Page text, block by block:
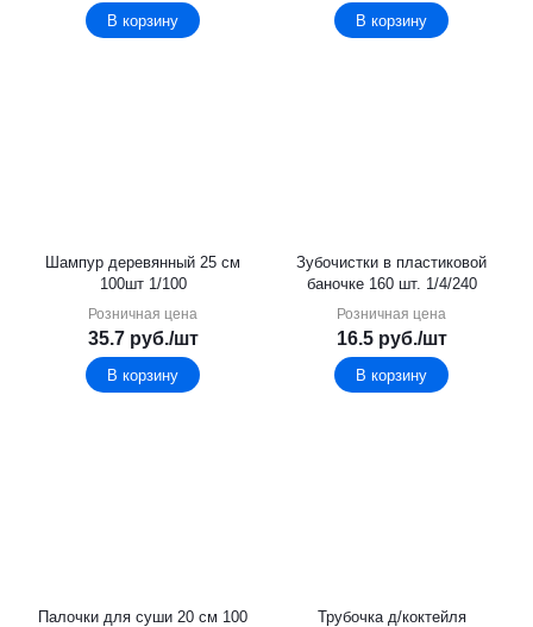
В корзину В корзину
Шампур деревянный 25 см
100шт 1/100
Розничная цена
35.7руб./шт
В корзину
Зубочистки в пластиковой
баночке 160 шт. 1/4/240
Розничная цена
16.5руб./шт
В корзину
Палочки для суши 20 см 100
Трубочка д/коктейля